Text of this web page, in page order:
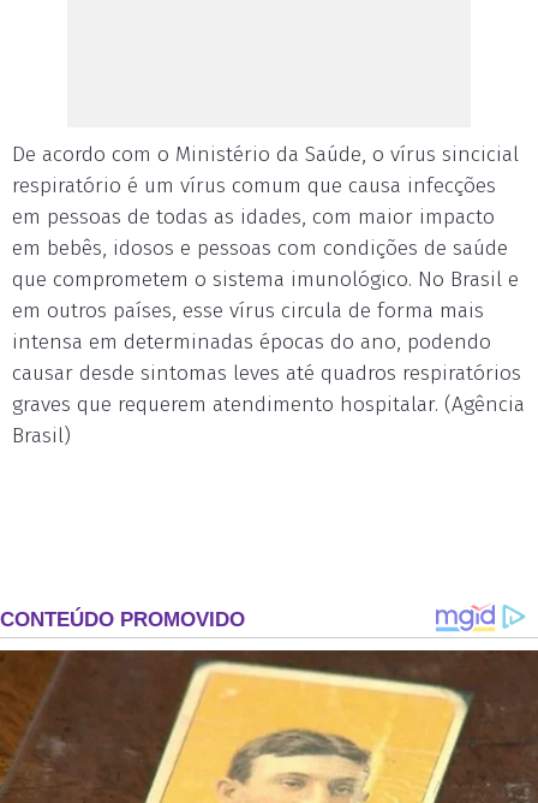
De acordo com o Ministério da Saúde, o vírus sincicial
respiratório é um vírus comum que causa infecções
em pessoas de todas as idades, com maior impacto
em bebês, idosos e pessoas com condições de saúde
que comprometem o sistema imunológico. No Brasil e
em outros países, esse vírus circula de forma mais
intensa em determinadas épocas do ano, podendo
causar desde sintomas leves até quadros respiratórios
graves que requerem atendimento hospitalar. (Agência
Brasil)